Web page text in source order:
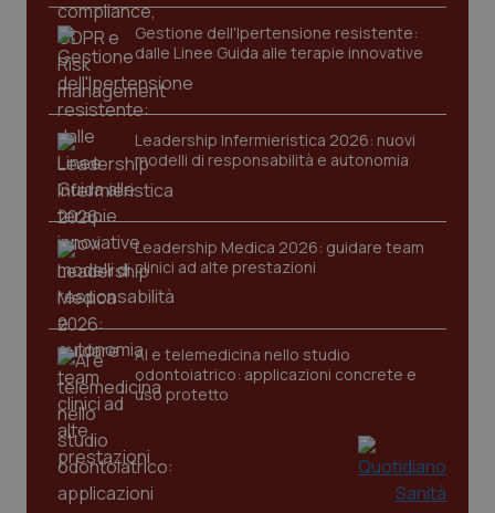
Gestione dell'Ipertensione resistente:
dalle Linee Guida alle terapie innovative
Leadership Infermieristica 2026: nuovi
modelli di responsabilità e autonomia
Leadership Medica 2026: guidare team
clinici ad alte prestazioni
AI e telemedicina nello studio
odontoiatrico: applicazioni concrete e
uso protetto
funzionare correttamente senza questi cookie.
Nome
Fornitore/Dominio
VISITOR_PRIVACY_METADATA
www.quotidianosanita.it